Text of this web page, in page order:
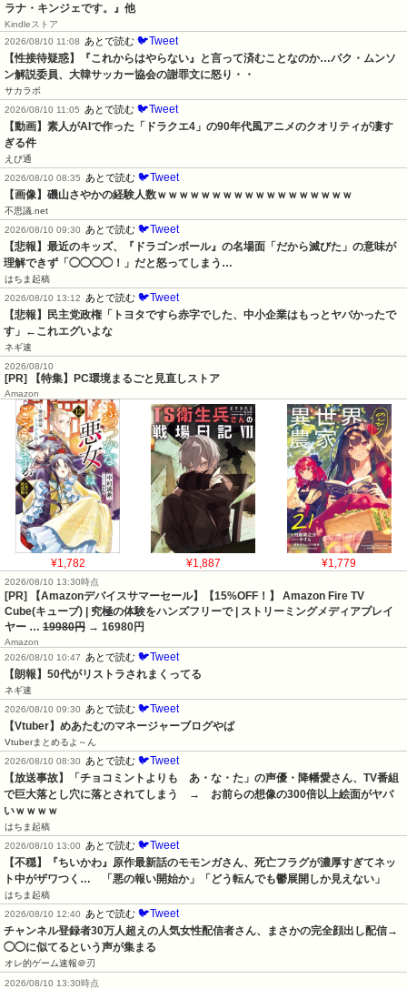
ラナ・キンジェです。』他
Kindleストア
2026/08/10 11:08
あとで読む 🐦Tweet
【性接待疑惑】『これからはやらない』と言って済むことなのか…パク・ムンソ
ン解説委員、大韓サッカー協会の謝罪文に怒り・・
サカラボ
2026/08/10 11:05
あとで読む 🐦Tweet
【動画】素人がAIで作った「ドラクエ4」の90年代風アニメのクオリティが凄す
ぎる件
えび通
2026/08/10 08:35
あとで読む 🐦Tweet
【画像】磯山さやかの経験人数ｗｗｗｗｗｗｗｗｗｗｗｗｗｗｗｗｗｗ
不思議.net
2026/08/10 09:30
あとで読む 🐦Tweet
【悲報】最近のキッズ、『ドラゴンボール』の名場面「だから滅びた」の意味が
理解できず「◯◯◯◯！」だと怒ってしまう…
はちま起稿
2026/08/10 13:12
あとで読む 🐦Tweet
【悲報】民主党政権「トヨタですら赤字でした、中小企業はもっとヤバかったで
す」←これエグいよな
ネギ速
2026/08/10
[PR] 【特集】PC環境まるごと見直しストア
Amazon
¥1,782 ¥1,887 ¥1,779
2026/08/10 13:30時点
[PR] 【Amazonデバイスサマーセール】【15%OFF！】 Amazon Fire TV
Cube(キューブ) | 究極の体験をハンズフリーで | ストリーミングメディアプレイ
ヤー … 19980円 → 16980円
Amazon
2026/08/10 10:47
あとで読む 🐦Tweet
【朗報】50代がリストラされまくってる
ネギ速
2026/08/10 09:30
あとで読む 🐦Tweet
【Vtuber】めあたむのマネージャーブログやば
Vtuberまとめるよ～ん
2026/08/10 08:30
あとで読む 🐦Tweet
【放送事故】「チョコミントよりも　あ・な・た」の声優・降幡愛さん、TV番組
で巨大落とし穴に落とされてしまう　→　お前らの想像の300倍以上絵面がヤバ
いｗｗｗｗ
はちま起稿
2026/08/10 13:00
あとで読む 🐦Tweet
【不穏】『ちいかわ』原作最新話のモモンガさん、死亡フラグが濃厚すぎてネッ
ト中がザワつく…　「悪の報い開始か」「どう転んでも鬱展開しか見えない」
はちま起稿
2026/08/10 12:40
あとで読む 🐦Tweet
チャンネル登録者30万人超えの人気女性配信者さん、まさかの完全顔出し配信→
◯◯に似てるという声が集まる
オレ的ゲーム速報＠刃
2026/08/10 13:30時点